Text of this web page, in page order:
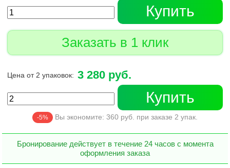
Купить
Заказать в 1 клик
Цена от 2 упаковок: 3 280 руб.
Купить
-5% Вы экономите: 360 руб. при заказе 2 упак.
Бронирование действует в течение 24 часов с момента
оформления заказа